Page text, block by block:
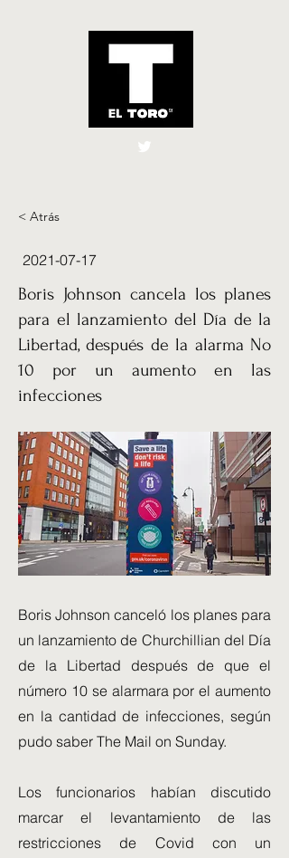
El Toro España
< Atrás
2021-07-17
Boris Johnson cancela los planes
para el lanzamiento del Día de la
Libertad, después de la alarma No
10 por un aumento en las
infecciones
Boris Johnson canceló los planes para
un lanzamiento de Churchillian del Día
de la Libertad después de que el
número 10 se alarmara por el aumento
en la cantidad de infecciones, según
pudo saber The Mail on Sunday.
Los funcionarios habían discutido
marcar el levantamiento de las
restricciones de Covid con un